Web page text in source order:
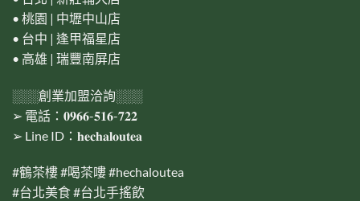
• 桃園 | 中壢中山店
• 台中 | 逢甲福星店
• 高雄 | 瑞豐南屏店
░░░創業加盟洽詢░░░
➢ 電話：𝟎𝟗𝟔𝟔-𝟓𝟏𝟔-𝟕𝟐𝟐
➢ Line ID：𝐡𝐞𝐜𝐡𝐚𝐥𝐨𝐮𝐭𝐞𝐚
#鶴茶樓#喝茶嘍#hechaloutea
#台北美食#台北手搖飲